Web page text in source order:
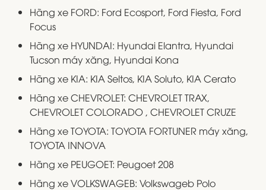
Hãng xe FORD: Ford Ecosport, Ford Fiesta, Ford
Focus
Hãng xe HYUNDAI: Hyundai Elantra, Hyundai
Tucson máy xăng, Hyundai Kona
Hãng xe KIA: KIA Seltos, KIA Soluto, KIA Cerato
Hãng xe CHEVROLET: CHEVROLET TRAX,
CHEVROLET COLORADO , CHEVROLET CRUZE
Hãng xe TOYOTA: TOYOTA FORTUNER máy xăng,
TOYOTA INNOVA
Hãng xe PEUGOET: Peugoet 208
Hãng xe VOLKSWAGEB: Volkswageb Polo